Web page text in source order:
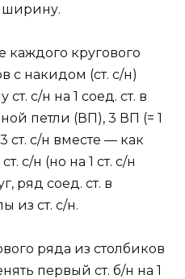
ширину.
каждого кругового
с накидом (ст. с/н)
с/н на 1 соед. ст. в
петли (ВП), 3 ВП (= 1
ст. с/н вместе — как
с/н (но на 1 ст. с/н
ряд соед. ст. в
из ст. с/н.
ряда из столбиков
первый ст. б/н на 1